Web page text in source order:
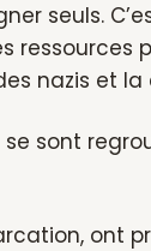
seuls.
ressources
nazis et la
sont
ont